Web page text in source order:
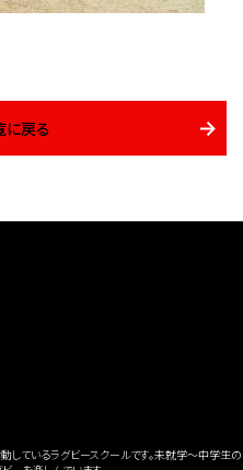
戻る
ているラグビースクールです。未就学〜中学生の